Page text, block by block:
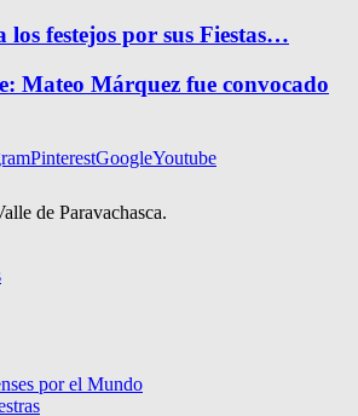
los festejos por sus Fiestas…
Mateo Márquez fue convocado
PinterestGoogleYoutube
de Paravachasca.
por el Mundo